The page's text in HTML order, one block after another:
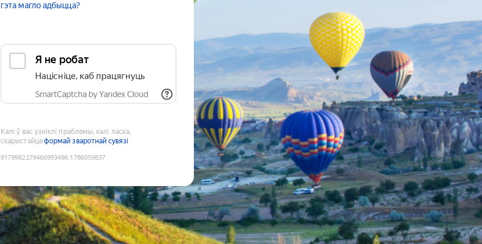
гэта магло адбыцца?
Я не робат
Націсніце, каб працягнуць
SmartCaptcha by Yandex Cloud
Калі ў вас узніклі праблемы, калі ласка,
скарыстайцеформай зваротнай сувязі
9179982279466993496:1786059837